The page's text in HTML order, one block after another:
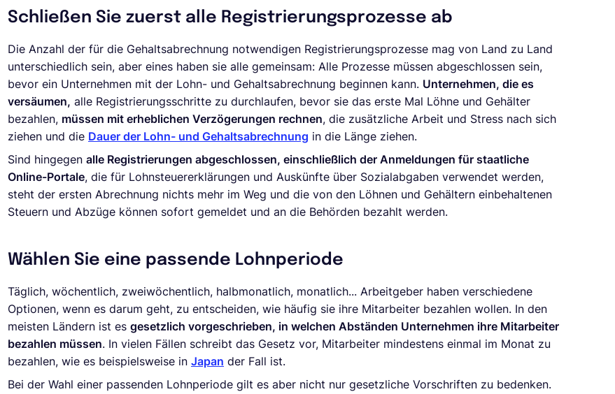
Schließen Sie zuerst alle Registrierungsprozesse ab
Die Anzahl der für die Gehaltsabrechnung notwendigen Registrierungsprozesse mag von Land zu Land
unterschiedlich sein, aber eines haben sie alle gemeinsam: Alle Prozesse müssen abgeschlossen sein,
bevor ein Unternehmen mit der Lohn- und Gehaltsabrechnung beginnen kann. Unternehmen, die es
versäumen, alle Registrierungsschritte zu durchlaufen, bevor sie das erste Mal Löhne und Gehälter
bezahlen, müssen mit erheblichen Verzögerungen rechnen, die zusätzliche Arbeit und Stress nach sich
ziehen und die Dauer der Lohn- und Gehaltsabrechnung in die Länge ziehen.
Sind hingegen alle Registrierungen abgeschlossen, einschließlich der Anmeldungen für staatliche
Online-Portale, die für Lohnsteuererklärungen und Auskünfte über Sozialabgaben verwendet werden,
steht der ersten Abrechnung nichts mehr im Weg und die von den Löhnen und Gehältern einbehaltenen
Steuern und Abzüge können sofort gemeldet und an die Behörden bezahlt werden.
Wählen Sie eine passende Lohnperiode
Täglich, wöchentlich, zweiwöchentlich, halbmonatlich, monatlich... Arbeitgeber haben verschiedene
Optionen, wenn es darum geht, zu entscheiden, wie häufig sie ihre Mitarbeiter bezahlen wollen. In den
meisten Ländern ist es gesetzlich vorgeschrieben, in welchen Abständen Unternehmen ihre Mitarbeiter
bezahlen müssen. In vielen Fällen schreibt das Gesetz vor, Mitarbeiter mindestens einmal im Monat zu
bezahlen, wie es beispielsweise in Japan der Fall ist.
Bei der Wahl einer passenden Lohnperiode gilt es aber nicht nur gesetzliche Vorschriften zu bedenken.